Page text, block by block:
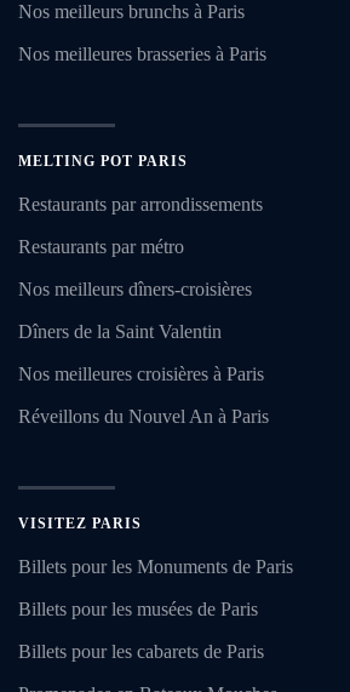
Nos meilleurs brunchs à Paris
Nos meilleures brasseries à Paris
MELTING POT PARIS
Restaurants par arrondissements
Restaurants par métro
Nos meilleurs dîners-croisières
Dîners de la Saint Valentin
Nos meilleures croisières à Paris
Réveillons du Nouvel An à Paris
VISITEZ PARIS
Billets pour les Monuments de Paris
Billets pour les musées de Paris
Billets pour les cabarets de Paris